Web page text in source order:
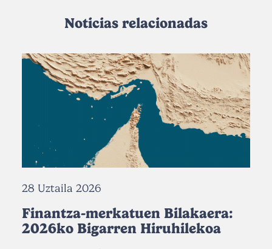
Noticias relacionadas
28 Uztaila 2026
Finantza-merkatuen Bilakaera:
2026ko Bigarren Hiruhilekoa